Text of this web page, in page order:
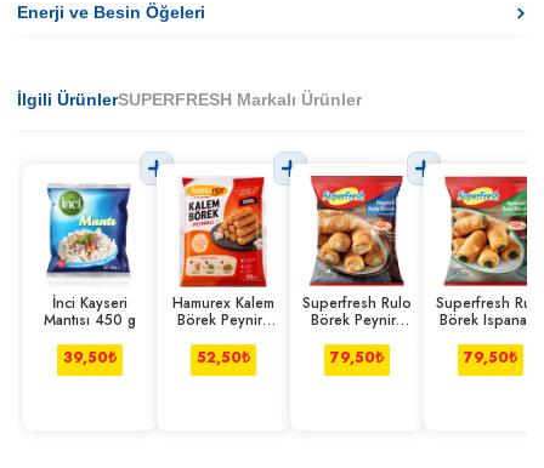
Enerji ve Besin Öğeleri
İlgili ÜrünlerSUPERFRESH Markalı Ürünler
İnci Kayseri
Mantısı 450 g
39,50₺
Hamurex Kalem
Börek Peynirli
52,50₺
Superfresh Rulo
Börek Peynirli
79,50₺
Superfresh Rulo
Börek Ispanaklı
79,50₺